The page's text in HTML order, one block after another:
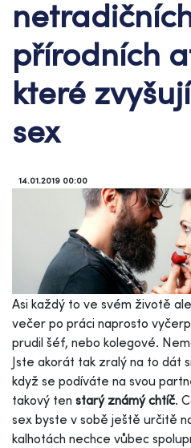
přírodních
které
sex
14.01.2019 00:00
Asi každý to ve svém životě
večer po práci naprosto
prudil šéf, nebo kolegové.
Jste akorát tak zralý na to dát
když se podíváte na svou
takový ten starý známý chtíč.
sex byste v sobě ještě určitě
kalhotách nechce vůbec